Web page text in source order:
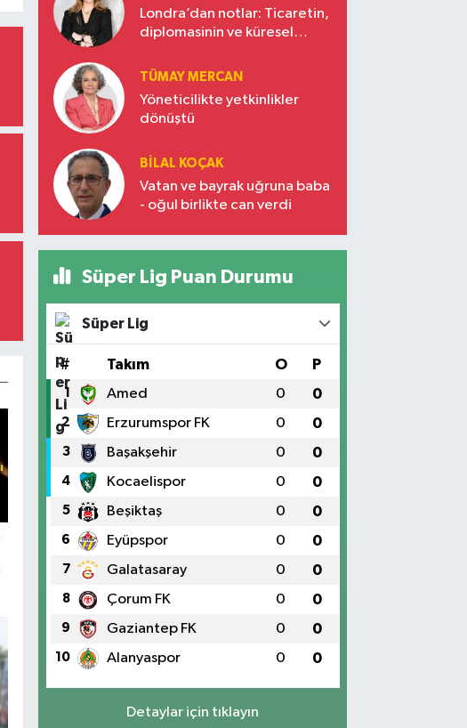
Londra’dan notlar: Ticaretin,
diplomasinin ve küresel
Türkiye’nin yükselen gücü
TÜMAY MERCAN
Yöneticilikte yetkinlikler
dönüştü
BILAL KOÇAK
Vatan ve bayrak uğruna baba
- oğul birlikte can verdi
Süper Lig Puan Durumu
Süper Lig
# Takım O P
1 Amed 0 0
2 Erzurumspor FK 0 0
3 Başakşehir 0 0
4 Kocaelispor 0 0
5 Beşiktaş 0 0
6 Eyüpspor 0 0
7 Galatasaray 0 0
8 Çorum FK 0 0
9 Gaziantep FK 0 0
10 Alanyaspor 0 0
Detaylar için tıklayın